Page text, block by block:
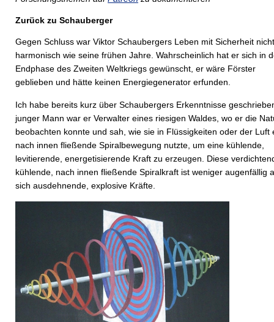
Zurück zu Schauberger
Gegen Schluss war Viktor Schaubergers Leben mit Sicherheit
harmonisch wie seine frühen Jahre. Wahrscheinlich hat er sich in
Endphase des Zweiten Weltkriegs gewünscht, er wäre Förster
geblieben und hätte keinen Energiegenerator erfunden.
Ich habe bereits kurz über Schaubergers Erkenntnisse
junger Mann war er Verwalter eines riesigen Waldes, wo er die
beobachten konnte und sah, wie sie in Flüssigkeiten oder der Luft
nach innen fließende Spiralbewegung nutzte, um eine kühlende,
levitierende, energetisierende Kraft zu erzeugen. Diese
kühlende, nach innen fließende Spiralkraft ist weniger augenfällig
sich ausdehnende, explosive Kräfte.